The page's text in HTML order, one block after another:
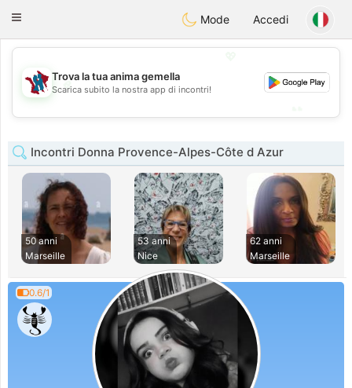
Taimerais
Toggle
Mode Accedi
💖
💕
Trova la tua anima gemella
Scarica subito la nostra app di incontri!
Incontri Donna Provence-Alpes-Côte d Azur
50 anni
Marseille
53 anni
Nice
62 anni
Marseille
0.6/1